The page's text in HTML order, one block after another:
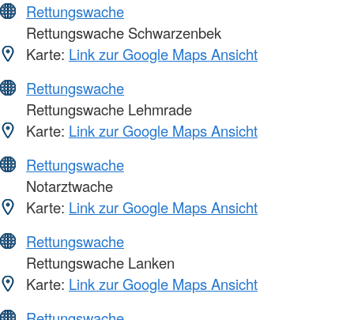
Rettungswache
Rettungswache Schwarzenbek
Karte: Link zur Google Maps Ansicht
Rettungswache
Rettungswache Lehmrade
Karte: Link zur Google Maps Ansicht
Rettungswache
Notarztwache
Karte: Link zur Google Maps Ansicht
Rettungswache
Rettungswache Lanken
Karte: Link zur Google Maps Ansicht